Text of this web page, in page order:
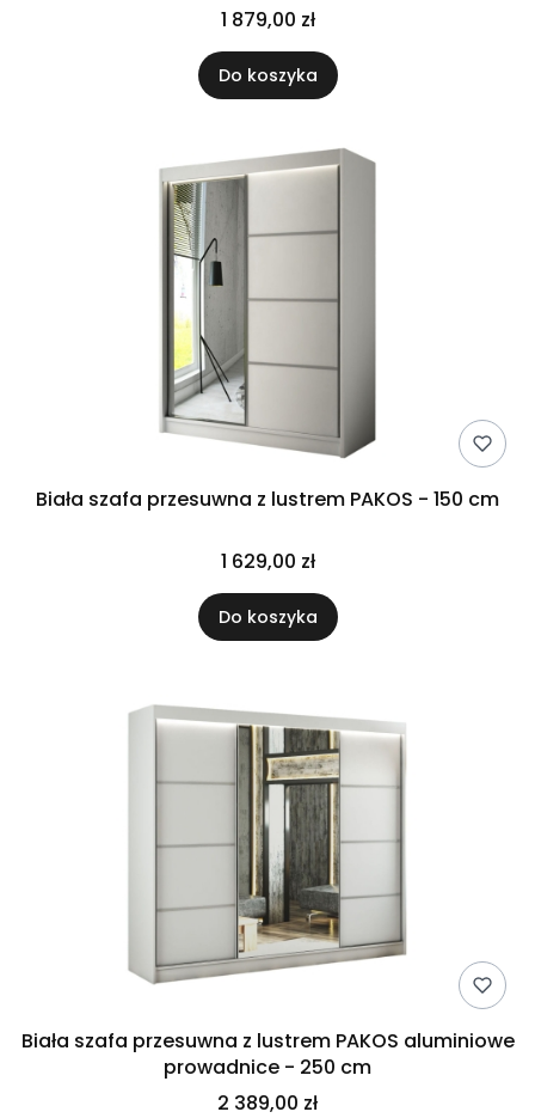
1 879,00 zł
Do koszyka
Biała szafa przesuwna z lustrem PAKOS - 150 cm
1 629,00 zł
Do koszyka
Biała szafa przesuwna z lustrem PAKOS aluminiowe
prowadnice - 250 cm
2 389,00 zł